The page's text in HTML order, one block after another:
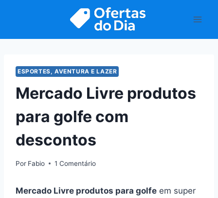
ESPORTES, AVENTURA E LAZER
Mercado Livre produtos
para golfe com
descontos
Por Fabio 1 Comentário
Mercado Livre produtos para golfe em super